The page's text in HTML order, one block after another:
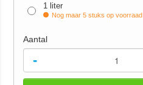
1 liter
Nog maar 5 stuks op voorraad
Aantal
-